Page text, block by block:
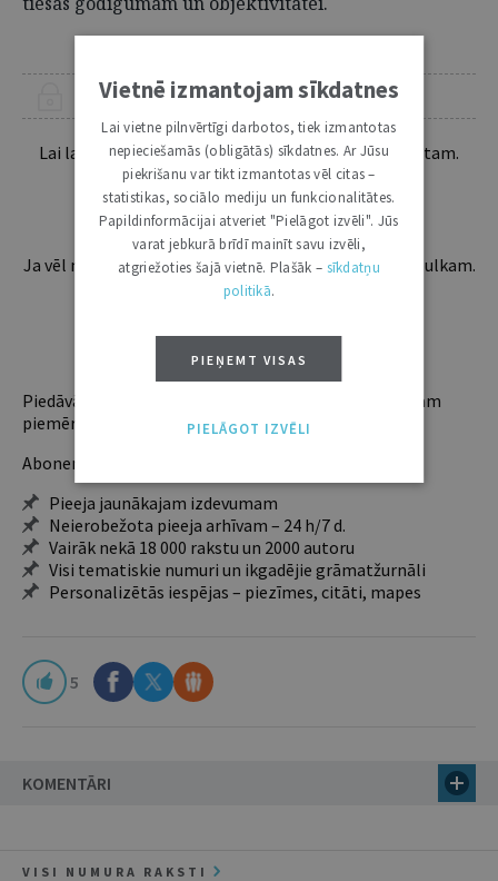
ŠIS RAKSTS PIEEJAMS “JURISTA VĀRDA” ABONENTIEM
Lai lasītu šo rakstu tālāk, Tev jābūt žurnāla abonentam.
Esošos abonentus lūdzam autorizēties:
Ja vēl neesi abonents, aicinām pievienoties lasītāju pulkam.
Iegūsi tūlītēju piekļuvi digitālajam saturam!
Piedāvājam trīs abonementu veidus. Vienam lietotājam
piemērotākais ir "Mazais" (3, 6 un 12 mēnešiem).
Abonentu ieguvumi:
Pieeja jaunākajam izdevumam
Neierobežota pieeja arhīvam – 24 h/7 d.
Vairāk nekā 18 000 rakstu un 2000 autoru
Visi tematiskie numuri un ikgadējie grāmatžurnāli
Personalizētās iespējas – piezīmes, citāti, mapes
5
KOMENTĀRI
VISI NUMURA RAKSTI
Vietnē izmantojam sīkdatnes
Lai vietne pilnvērtīgi darbotos, tiek izmantotas
nepieciešamās (obligātās) sīkdatnes. Ar Jūsu
piekrišanu var tikt izmantotas vēl citas –
statistikas, sociālo mediju un funkcionalitātes.
Papildinformācijai atveriet "Pielāgot izvēli". Jūs
varat jebkurā brīdī mainīt savu izvēli,
atgriežoties šajā vietnē. Plašāk – sīkdatņu
politikā.
PIEŅEMT VISAS
PIELĀGOT IZVĒLI